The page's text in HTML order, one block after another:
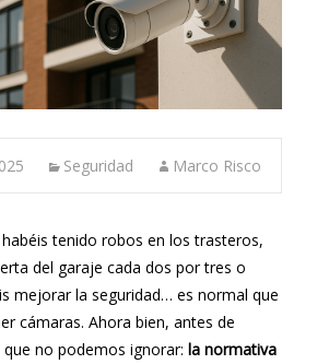
Seguridad Marco Risco
tenido robos en los trasteros,
del garaje cada dos por tres o
mejorar la seguridad… es normal que
cámaras. Ahora bien, antes de
no podemos ignorar: la normativa